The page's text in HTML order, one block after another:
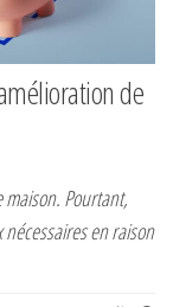
de
maison. Pourtant,
en raison